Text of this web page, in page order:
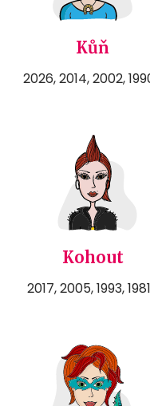
Kůň
2026, 2014, 2002,
Kohout
2017, 2005, 1993,